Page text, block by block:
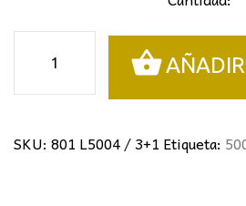
florentina
cantidad
SKU: 801 L5004 / 3+1 Etiqueta: